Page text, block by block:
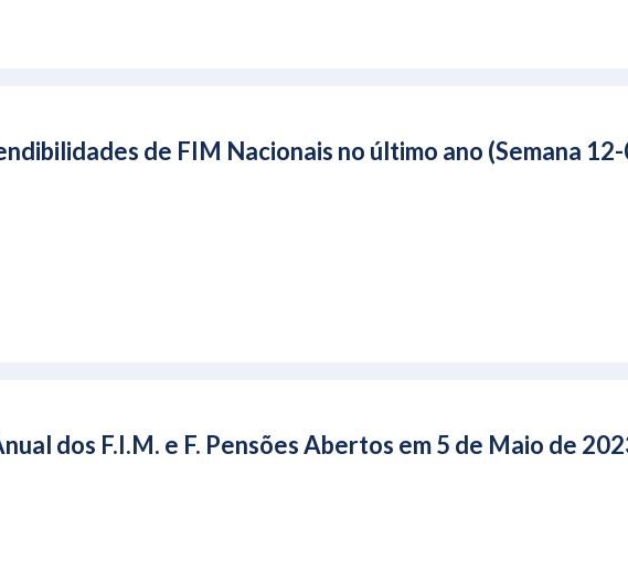
de FIM Nacionais no último ano (Semana
dos F.I.M. e F. Pensões Abertos em 5 de Maio de